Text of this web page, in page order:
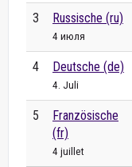
3 Russische (ru)
4 июля
4 Deutsche (de)
4. Juli
5
Französische
(fr)
4 juillet